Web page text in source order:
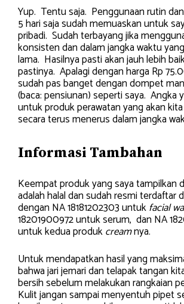
Yup. Tentu saja. Penggunaan rutin
5 hari saja sudah memuaskan untuk
pribadi. Sudah terbayang jika
konsisten dan dalam jangka waktu
lama. Hasilnya pasti akan jauh lebih
pastinya. Apalagi dengan harga Rp
sudah pas banget dengan dompet
(baca: pensiunan) seperti saya. Angka
untuk produk perawatan yang akan
secara terus menerus dalam jangka
Informasi Tambahan
Keempat produk yang saya tampilkan
adalah halal dan sudah resmi terdaftar
dengan NA 18181202303 untukfacial
18201900972 untuk serum, dan NA
untuk kedua produkcreamnya.
Untuk mendapatkan hasil yang
bahwa jari jemari dan telapak tangan
bersih sebelum melakukan rangkaian
Kulit jangan sampai menyentuh pipet